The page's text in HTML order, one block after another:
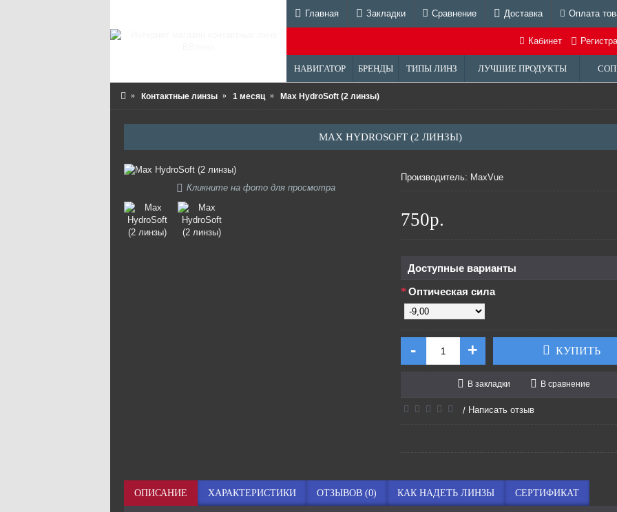
Главная Закладки Сравнение Доставка Оплата
Кабинет
НАВИГАТОР БРЕНДЫ ТИПЫ ЛИНЗ ЛУЧШИЕ ПРОДУКТЫ
Контактные линзы 1 месяц Max HydroSoft (2 линзы)
MAX HYDROSOFT (2 ЛИНЗЫ)
Кликните на фото для просмотра
Производитель: MaxVue
750р.
Доступные варианты
Оптическая сила
- + КУПИТЬ
В закладки В сравнение
/ Написать отзыв
ОПИСАНИЕ ХАРАКТЕРИСТИКИ ОТЗЫВОВ (0) КАК НАДЕТЬ ЛИНЗЫ СЕРТИФИКАТ